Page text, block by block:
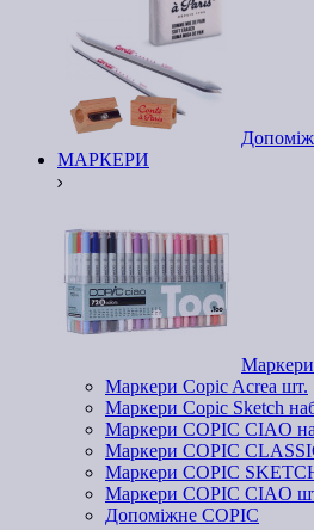
МАРКЕРИ
Маркери Copic Acrea шт.
Маркери Copic Sketch
Маркери COPIC CIAO
Маркери COPIC
Маркери COPIC
Маркери COPIC CIAO
Допоміжне COPIC